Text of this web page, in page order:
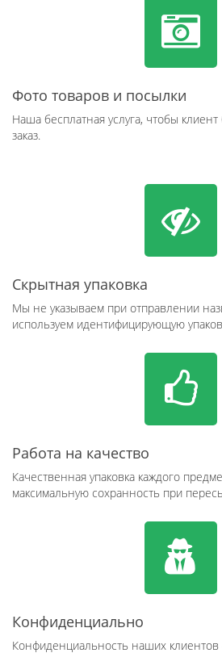
Фото товаров и посылки
Наша бесплатная услуга, чтобы
заказ.
Скрытная упаковка
Мы не указываем при отправлении
используем идентифицирующую
Работа на качество
Качественная упаковка каждого
максимальную сохранность при
Конфиденциально
Конфиденциальность наших